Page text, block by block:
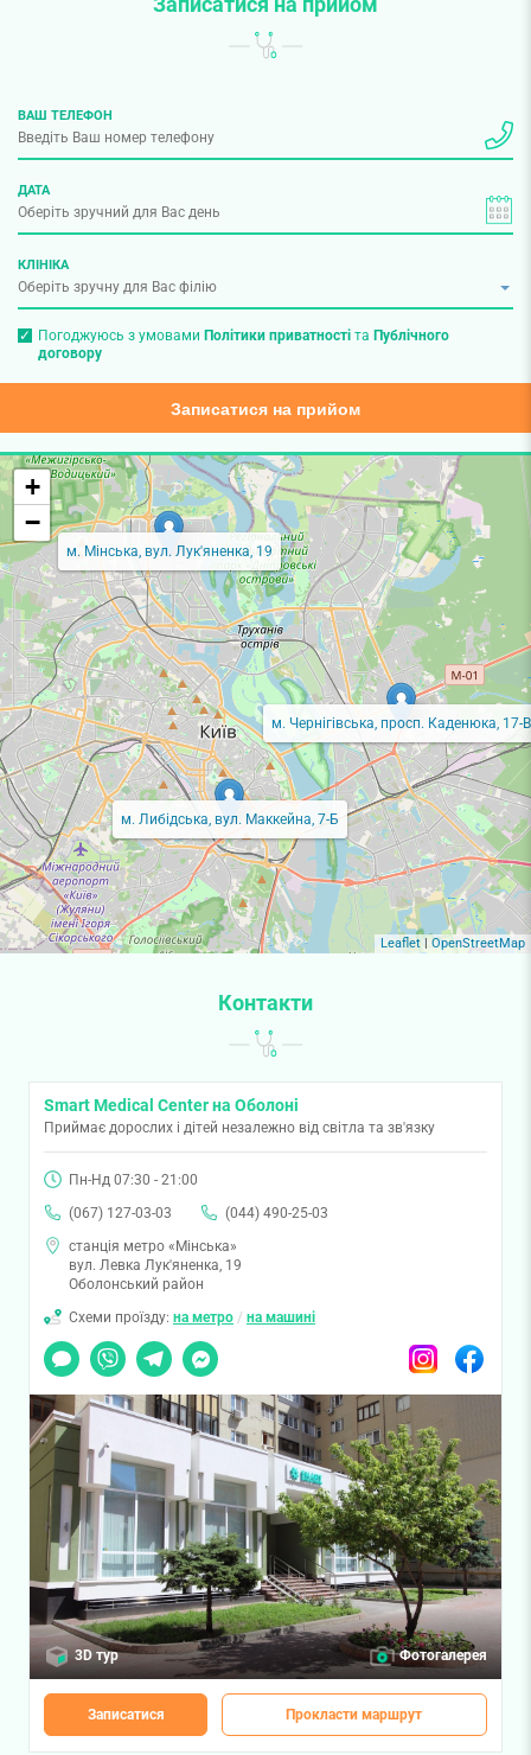
ВАШ ТЕЛЕФОН
ДАТА
КЛІНІКА
Погоджуюсь з умовами Політики приватностіта Публічного
договору
Записатися на прийом
м. Мінська, вул. Лук'яненка, 19
м. Либідська, вул. Маккейна, 7-Б
м. Чернігівська, просп. Каденюка, 17-В
+
−
Leaflet| OpenStreetMap
Контакти
Smart Medical Center на Оболоні
Приймає дорослих і дітей незалежно від світла та зв'язку
Пн-Нд 07:30 - 21:00
(067) 127-03-03
(044) 490-25-03
станція метро «Мінська»
вул. Левка Лук'яненка, 19
Оболонський район
Схеми проїзду: на метро / на машині
Чат
Viber TelegramMessenger InstagramFacebook
3D тур Фотогалерея
Записатися Прокласти маршрут